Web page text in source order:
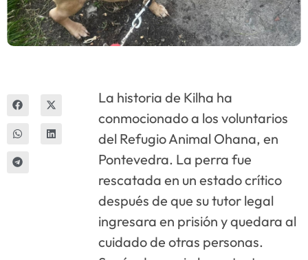
La historia de Kilha ha
conmocionado a los voluntarios
del Refugio Animal Ohana, en
Pontevedra. La perra fue
rescatada en un estado crítico
después de que su tutor legal
ingresara en prisión y quedara al
cuidado de otras personas.